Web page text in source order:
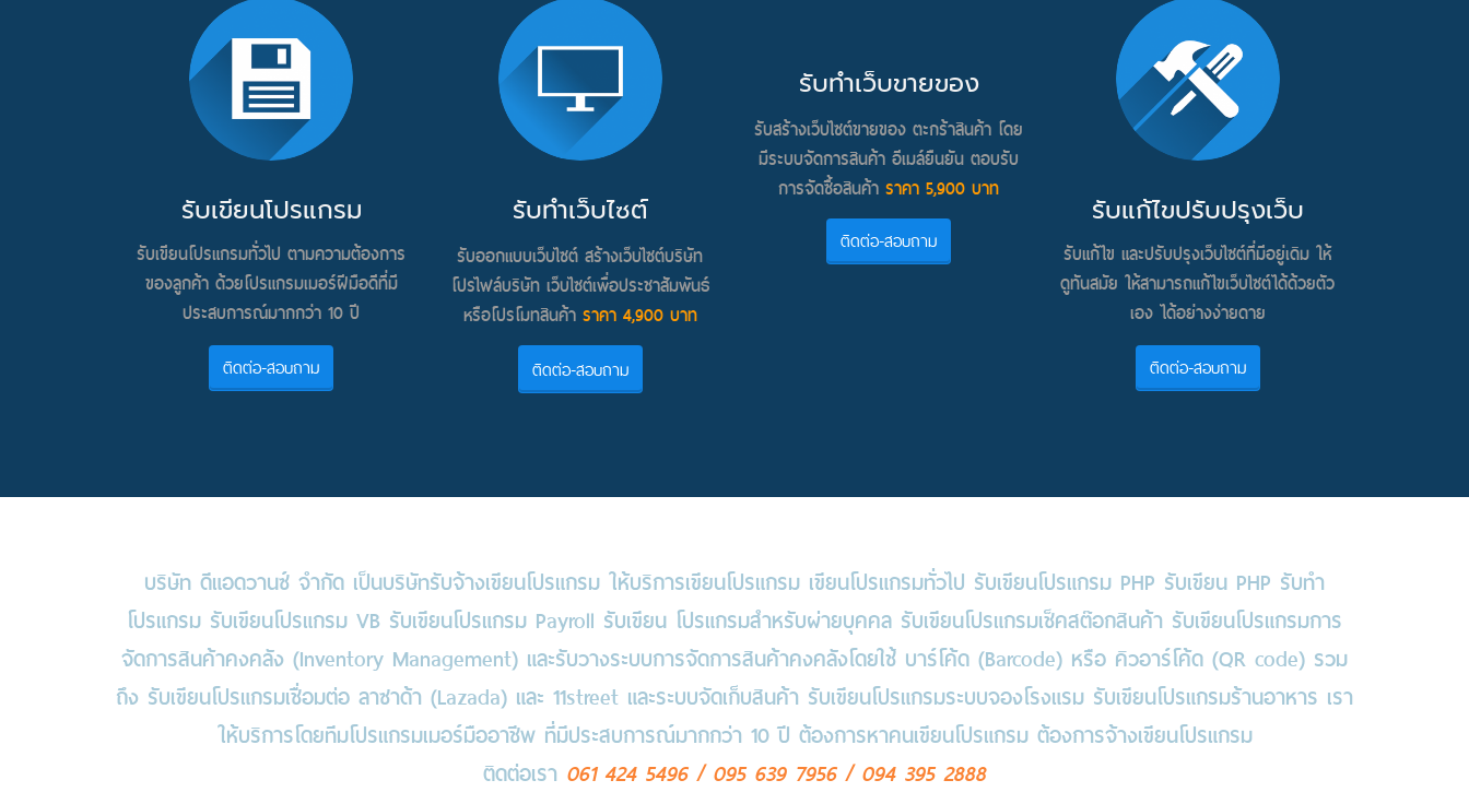
รับเขียนโปรแกรม
รับเขียนโปรแกรมทั่วไป ตามความต้องการ
ของลูกค้า ด้วยโปรแกรมเมอร์ฝีมือดีที่มี
ประสบการณ์มากกว่า 10 ปี
ติดต่อ-สอบถาม
รับทำเว็บไซต์
รับออกแบบเว็บไซต์ สร้างเว็บไซต์บริษัท
โปรไฟล์บริษัท เว็บไซต์เพื่อประชาสัมพันธ์
หรือโปรโมทสินค้า ราคา 4,900 บาท
ติดต่อ-สอบถาม
รับทำเว็บขายของ
รับสร้างเว็บไซต์ขายของ ตะกร้าสินค้า โดย
มีระบบจัดการสินค้า อีเมล์ยืนยัน ตอบรับ
การจัดซื้อสินค้าราคา 5,900 บาท
ติดต่อ-สอบถาม
รับแก้ไขปรับปรุงเว็บ
รับแก้ไข และปรับปรุงเว็บไซต์ที่มีอยู่เดิม ให้
ดูทันสมัย ให้สามารถแก้ไขเว็บไซต์ได้ด้วยตัว
เอง ได้อย่างง่ายดาย
ติดต่อ-สอบถาม
บริษัท ดีแอดวานซ์ จำกัด เป็นบริษัทรับจ้างเขียนโปรแกรม ให้บริการเขียนโปรแกรม เขียนโปรแกรมทั่วไป รับเขียนโปรแกรม PHP รับเขียน PHP รับทำ
โปรแกรม รับเขียนโปรแกรม VB รับเขียนโปรแกรม Payroll รับเขียน โปรแกรมสำหรับผ่ายบุคคล รับเขียนโปรแกรมเช็คสต๊อกสินค้า รับเขียนโปรแกรมการ
จัดการสินค้าคงคลัง (Inventory Management) และรับวางระบบการจัดการสินค้าคงคลังโดยใช้ บาร์โค้ด (Barcode) หรือ คิวอาร์โค้ด (QR code) รวม
ถึง รับเขียนโปรแกรมเชื่อมต่อ ลาซาด้า (Lazada) และ 11street และระบบจัดเก็บสินค้า รับเขียนโปรแกรมระบบจองโรงแรม รับเขียนโปรแกรมร้านอาหาร เรา
ให้บริการโดยทีมโปรแกรมเมอร์มืออาชีพ ที่มีประสบการณ์มากกว่า 10 ปี ต้องการหาคนเขียนโปรแกรม ต้องการจ้างเขียนโปรแกรม
ติดต่อเรา 061 424 5496/095 639 7956/094 395 2888